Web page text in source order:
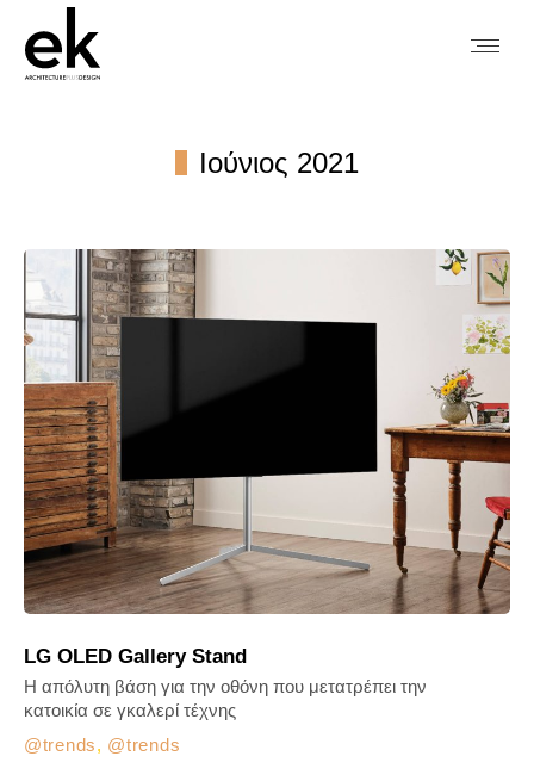
Ιούνιος 2021
LG OLED Gallery Stand
trends, trends
Η απόλυτη βάση για την οθόνη που μετατρέπει την
κατοικία σε γκαλερί τέχνης